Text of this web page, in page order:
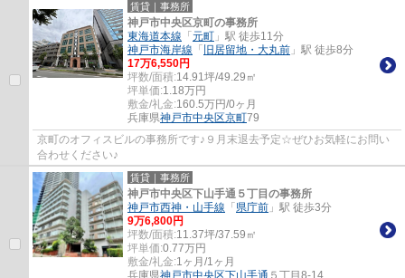
賃貸｜事務所
神戸市中央区京町の事務所
東海道本線 「 元町 」駅 徒歩11分
神戸市海岸線 「 旧居留地・大丸前 」駅 徒歩8分
17万6,550円
坪数/面積:14.91坪/49.29㎡
坪単価:1.18万円
敷金/礼金:160.5万円/0ヶ月
兵庫県神戸市中央区京町79
京町のオフィスビルの事務所です♪９月末退去予定☆ぜひお気軽にお問い
合わせください♪
賃貸｜事務所
神戸市中央区下山手通５丁目の事務所
神戸市西神・山手線 「 県庁前 」駅 徒歩3分
9万6,800円
坪数/面積:11.37坪/37.59㎡
坪単価:0.77万円
敷金/礼金:1ヶ月/1ヶ月